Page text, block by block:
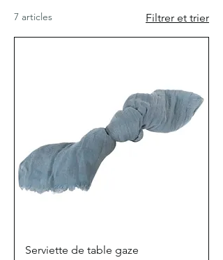
7 articles Filtrer et trier
Serviette de table gaze